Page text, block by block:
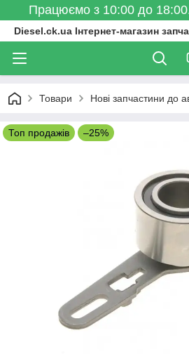
Працюємо з 10:00 до
Diesel.ck.ua Інтернет-магазин
Товари Нові запчастини до
Топ продажів –25%